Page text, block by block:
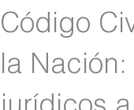
Código
la Nación: